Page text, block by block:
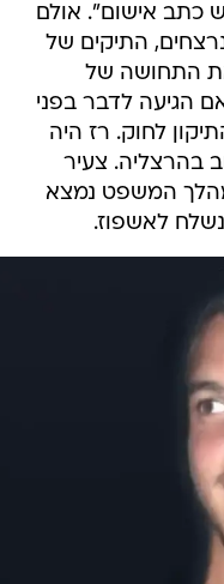
כתב אישום". אולם
התיקים של
התחושה של
הגיעה לדבר בפני
לחוק. רז היה
בהרצליה. צעיר
המשפט נמצא
לאשפוז.